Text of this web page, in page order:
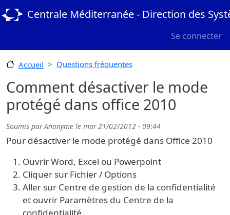
Centrale Méditerranée - Direction des
User menu
Se connecter
Accueil Questions fréquentes
Comment désactiver le mode
protégé dans office 2010
Soumis parAnonyme le mar 21/02/2012 - 09:44
Pour désactiver le mode protégé dans Office 2010
Ouvrir Word, Excel ou Powerpoint
Cliquer sur Fichier / Options
Aller sur Centre de gestion de la confidentialité
et ouvrir Paramètres du Centre de la
confidentialité